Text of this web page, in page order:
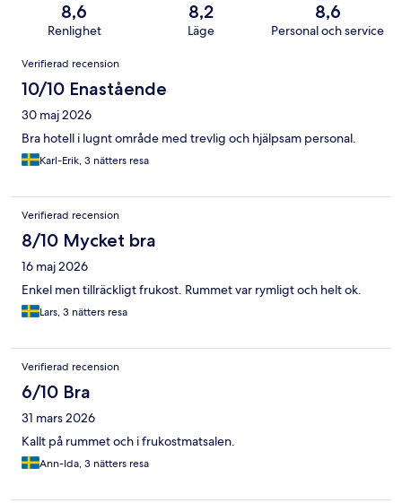
8,6
Renlighet
8,2
Läge
8,6
Personal och service
Recensioner
Verifierad recension
10/10 Enastående
30 maj 2026
Bra hotell i lugnt område med trevlig och hjälpsam personal.
Karl-Erik, 3 nätters resa
Verifierad recension
8/10 Mycket bra
16 maj 2026
Enkel men tillräckligt frukost. Rummet var rymligt och helt ok.
Lars, 3 nätters resa
Verifierad recension
6/10 Bra
31 mars 2026
Kallt på rummet och i frukostmatsalen.
Ann-Ida, 3 nätters resa